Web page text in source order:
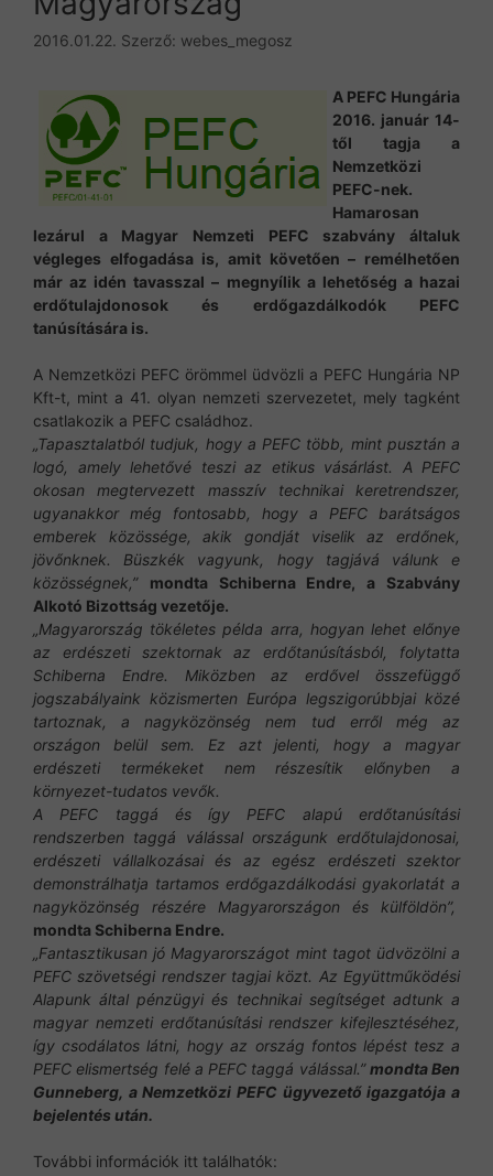
2016.01.22. Szerző: webes_megosz
A PEFC Hungária
2016. január 14-
től tagja a
Nemzetközi
PEFC-nek.
Hamarosan
lezárul a Magyar Nemzeti PEFC szabvány általuk
végleges elfogadása is, amit követően – remélhetően
már az idén tavasszal – megnyílik a lehetőség a hazai
erdőtulajdonosok és erdőgazdálkodók PEFC
tanúsítására is.
A Nemzetközi PEFC örömmel üdvözli a PEFC Hungária NP
Kft-t, mint a 41. olyan nemzeti szervezetet, mely tagként
csatlakozik a PEFC családhoz.
„Tapasztalatból tudjuk, hogy a PEFC több, mint pusztán a
logó, amely lehetővé teszi az etikus vásárlást. A PEFC
okosan megtervezett masszív technikai keretrendszer,
ugyanakkor még fontosabb, hogy a PEFC barátságos
emberek közössége, akik gondját viselik az erdőnek,
jövőnknek. Büszkék vagyunk, hogy tagjává válunk e
közösségnek,”
mondta Schiberna Endre, a Szabvány
Alkotó Bizottság vezetője.
„Magyarország tökéletes példa arra, hogyan lehet előnye
az erdészeti szektornak az erdőtanúsításból, folytatta
Schiberna Endre. Miközben az erdővel összefüggő
jogszabályaink közismerten Európa legszigorúbbjai közé
tartoznak, a nagyközönség nem tud erről még az
országon belül sem. Ez azt jelenti, hogy a magyar
erdészeti termékeket nem részesítik előnyben a
környezet-tudatos vevők.
A PEFC taggá és így PEFC alapú erdőtanúsítási
rendszerben taggá válással országunk erdőtulajdonosai,
erdészeti vállalkozásai és az egész erdészeti szektor
demonstrálhatja tartamos erdőgazdálkodási gyakorlatát a
nagyközönség részére Magyarországon és külföldön”,
mondta Schiberna Endre.
„Fantasztikusan jó Magyarországot mint tagot üdvözölni a
PEFC szövetségi rendszer tagjai közt. Az Együttműködési
Alapunk által pénzügyi és technikai segítséget adtunk a
magyar nemzeti erdőtanúsítási rendszer kifejlesztéséhez,
így csodálatos látni, hogy az ország fontos lépést tesz a
PEFC elismertség felé a PEFC taggá válással.”mondta Ben
Gunneberg, a Nemzetközi PEFC ügyvezető igazgatója a
bejelentés után.
További információk itt találhatók: